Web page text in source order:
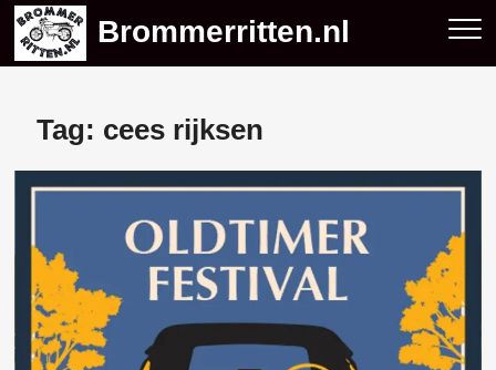
Skip
content
Brommerritten.nl
Tag: cees rijksen